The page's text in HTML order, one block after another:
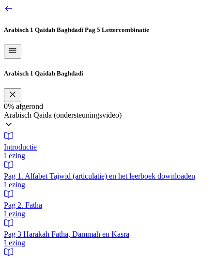
Ga
inhoud
Arabisch 1 Qaidah Baghdadi Pag 5 Lettercombinatie
Arabisch 1 Qaidah Baghdadi
0% afgerond
Arabisch Qaida (ondersteuningsvideo)
Introductie
Lezing
Pag 1. Alfabet Tajwid (articulatie) en het leerboek downloaden
Lezing
Pag 2. Fatha
Lezing
Pag 3 Harakāh Fatha, Dammah en Kasra
Lezing